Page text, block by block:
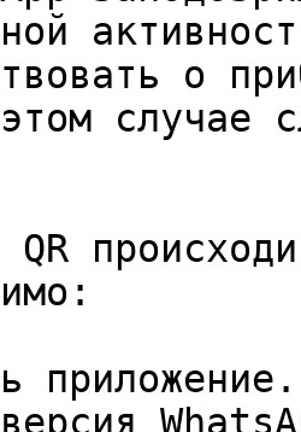
о
случае
QR